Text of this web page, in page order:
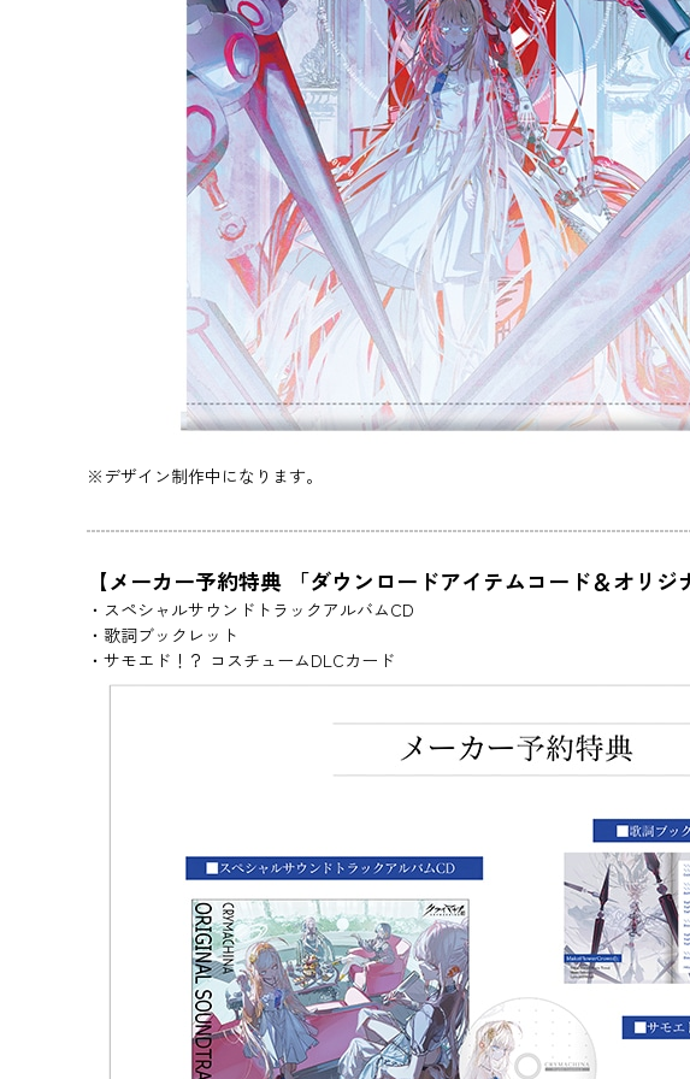
※デザイン制作中になります。
【メーカー予約特典 「ダウンロードアイテムコード＆オリジ
・スペシャルサウンドトラックアルバムCD
・歌詞ブックレット
・サモエド！？ コスチュームDLCカード